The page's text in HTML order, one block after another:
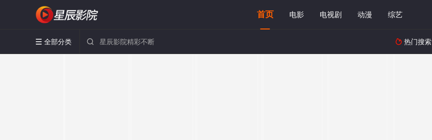
首页 电影 电视剧 动漫 综艺
 全部分类   热门搜索